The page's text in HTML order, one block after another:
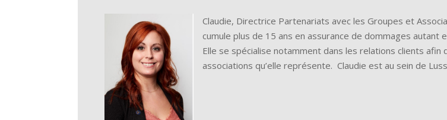
Claudie, Directrice Partenariats avec les Groupes et
cumule plus de 15 ans en assurance de dommages autant
Elle se spécialise notamment dans les relations clients
associations qu’elle représente. Claudie est au sein de